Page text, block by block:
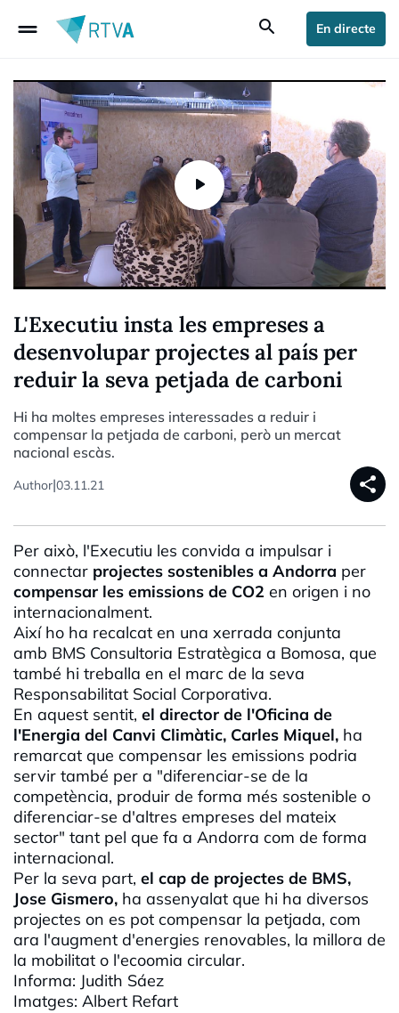
drag_handle search En directe
L'Executiu insta les empreses a
desenvolupar projectes al país per
reduir la seva petjada de carboni
Hi ha moltes empreses interessades a reduir i
compensar la petjada de carboni, però un mercat
nacional escàs.
Author|03.11.21 share
Per això, l'Executiu les convida a impulsar i
connectar projectes sostenibles a Andorra per
compensar les emissions de CO2 en origen i no
internacionalment.
Així ho ha recalcat en una xerrada conjunta
amb BMS Consultoria Estratègica a Bomosa, que
també hi treballa en el marc de la seva
Responsabilitat Social Corporativa.
En aquest sentit, el director de l'Oficina de
l'Energia del Canvi Climàtic, Carles Miquel, ha
remarcat que compensar les emissions podria
servir també per a "diferenciar-se de la
competència, produir de forma més sostenible o
diferenciar-se d'altres empreses del mateix
sector" tant pel que fa a Andorra com de forma
internacional.
Per la seva part, el cap de projectes de BMS,
Jose Gismero, ha assenyalat que hi ha diversos
projectes on es pot compensar la petjada, com
ara l'augment d'energies renovables, la millora de
la mobilitat o l'ecoomia circular.
Informa: Judith Sáez
Imatges: Albert Refart